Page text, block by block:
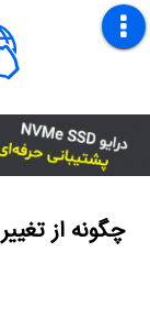
چگونه از